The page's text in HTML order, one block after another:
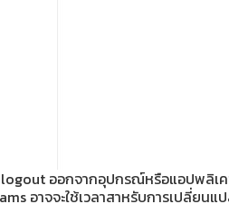
ออกจากอุปกรณ์หรือแอปพลิเ
อาจจะใช้เวลาสาหรับการเปลี่ยน